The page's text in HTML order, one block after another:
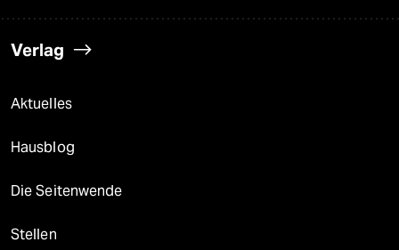
Verlag
Aktuelles
Hausblog
Die Seitenwende
Stellen